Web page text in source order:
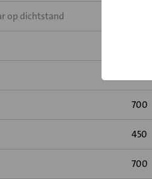
op dichtstand
700
450
700